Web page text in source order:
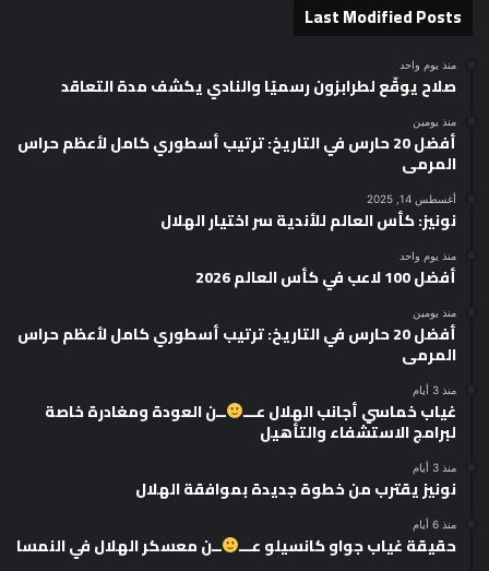
Last Modified Posts
منذ يوم واحد
صلاح يوقّع لطرابزون رسميًا والنادي يكشف مدة التعاقد
منذ يومين
أفضل 20 حارس في التاريخ: ترتيب أسطوري كامل لأعظم حراس
المرمى
أغسطس 14, 2025
نونيز: كأس العالم للأندية سر اختيار الهلال
منذ يوم واحد
أفضل 100 لاعب في كأس العالم 2026
منذ يومين
أفضل 20 حارس في التاريخ: ترتيب أسطوري كامل لأعظم حراس
المرمى
منذ 3 أيام
غياب خماسي أجانب الهلال عـــ ــن العودة ومغادرة خاصة
لبرامج الاستشفاء والتأهيل
منذ 3 أيام
نونيز يقترب من خطوة جديدة بموافقة الهلال
منذ 6 أيام
حقيقة غياب جواو كانسيلو عـــ ــن معسكر الهلال في النمسا